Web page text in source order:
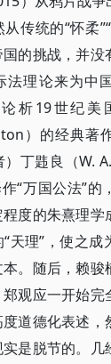
传统的“怀柔
的挑战，并没
法理论来为中
析19世纪美
）的经典著
丁韪良（W.
“万国公法”
度的朱熹理
天理”，使之
。随后，赖骏
观应一开始完
道德化表述
是脱节的。几